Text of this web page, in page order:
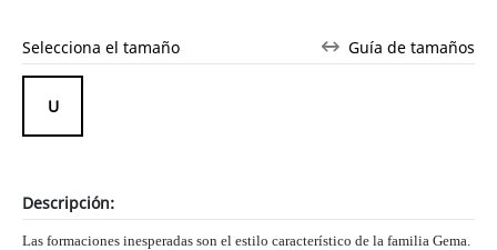
Selecciona el tamaño Guía de tamaños
Descripción:
Las formaciones inesperadas son el estilo característico de la familia Gema.